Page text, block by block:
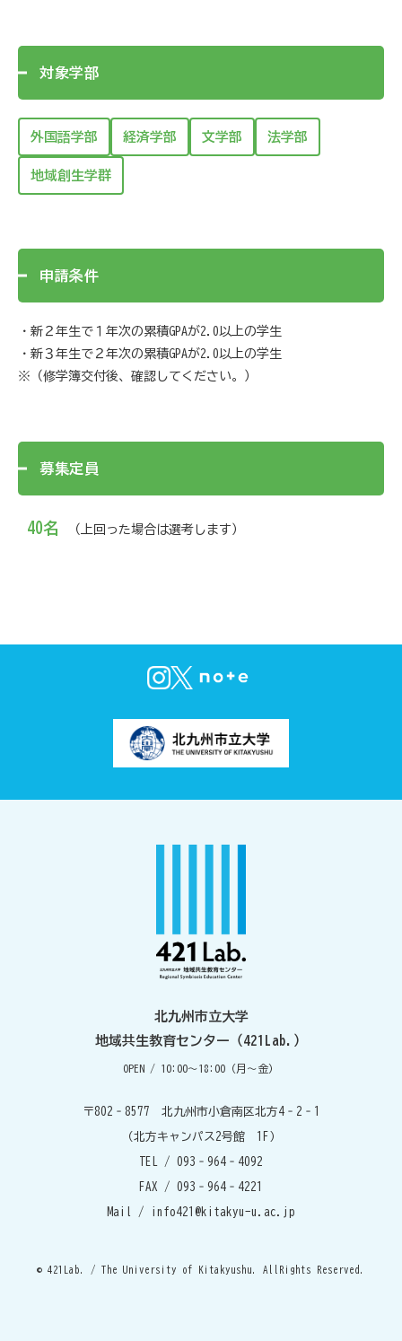
対象学部
外国語学部 経済学部 文学部 法学部
地域創生学群
申請条件
・新２年生で１年次の累積GPAが2.0以上の学生
・新３年生で２年次の累積GPAが2.0以上の学生
※（修学簿交付後、確認してください。）
募集定員
40名 （上回った場合は選考します）
北九州市立大学
地域共生教育センター（421Lab.）
OPEN / 10:00～18:00（月～金）
〒802‐8577 北九州市小倉南区北方4‐2‐1
（北方キャンパス2号館 1F）
TEL / 093‐964‐4092
FAX / 093‐964‐4221
Mail / info421@kitakyu-u.ac.jp
© 421Lab. / The University of Kitakyushu. AllRights Reserved.